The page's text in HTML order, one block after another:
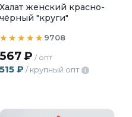
Халат женский красно-
чёрный "круги"
9708
567₽ / опт
515 ₽ / крупный опт i